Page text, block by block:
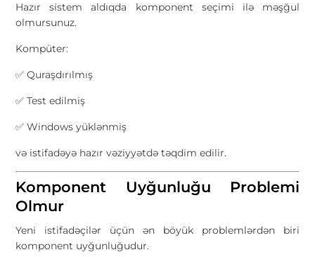
Hazır sistem aldıqda komponent seçimi ilə məşğul
olmursunuz.
Kompüter:
✅ Quraşdırılmış
✅ Test edilmiş
✅ Windows yüklənmiş
və istifadəyə hazır vəziyyətdə təqdim edilir.
Komponent Uyğunluğu Problemi
Olmur
Yeni istifadəçilər üçün ən böyük problemlərdən biri
komponent uyğunluğudur.